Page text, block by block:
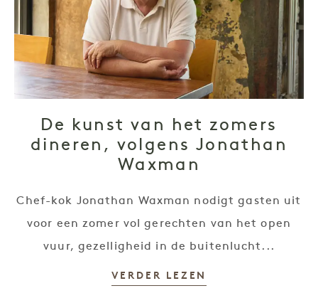
De kunst van het zomers
dineren, volgens Jonathan
Waxman
Chef-kok Jonathan Waxman nodigt gasten uit
voor een zomer vol gerechten van het open
vuur, gezelligheid in de buitenlucht...
VERDER LEZEN